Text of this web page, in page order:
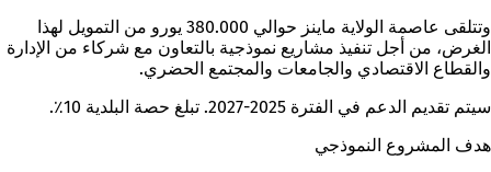
وتتلقى عاصمة الولاية ماينز حوالي 380.000 يورو من التمويل لهذا
الغرض، من أجل تنفيذ مشاريع نموذجية بالتعاون مع شركاء من الإدارة
والقطاع الاقتصادي والجامعات والمجتمع الحضري.
سيتم تقديم الدعم في الفترة 2025-2027. تبلغ حصة البلدية 10٪.
هدف المشروع النموذجي